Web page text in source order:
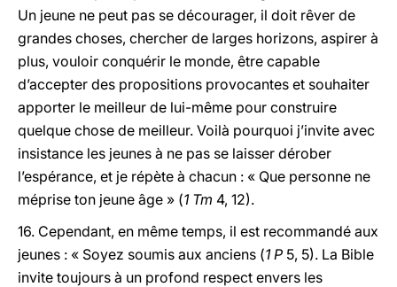
Un jeune ne peut pas se décourager, il doit rêver de
grandes choses, chercher de larges horizons, aspirer à
plus, vouloir conquérir le monde, être capable
d’accepter des propositions provocantes et souhaiter
apporter le meilleur de lui-même pour construire
quelque chose de meilleur. Voilà pourquoi j’invite avec
insistance les jeunes à ne pas se laisser dérober
l’espérance, et je répète à chacun : « Que personne ne
méprise ton jeune âge » (1 Tm 4, 12).
16. Cependant, en même temps, il est recommandé aux
jeunes : « Soyez soumis aux anciens (1 P 5, 5). La Bible
invite toujours à un profond respect envers les